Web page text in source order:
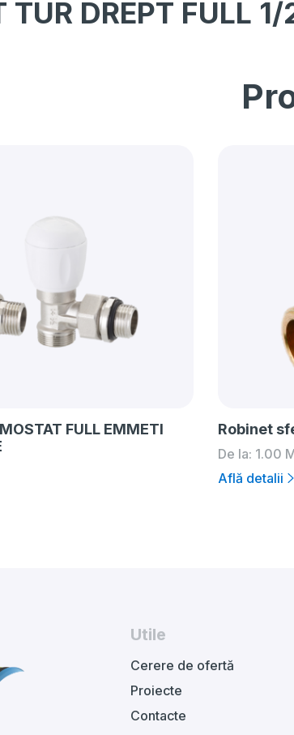
TUR DREPT FULL
FULL EMMETI
Robinet
De la: 1.00
Află detalii
Utile
Cerere de ofertă
Proiecte
Contacte